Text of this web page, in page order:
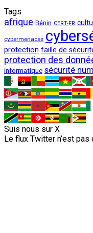
Tags
afrique Bénin CERT-FR
cybermenaces
protection faille de
protection des
informatique sécurité
Suis nous sur X
Le flux Twitter n’est